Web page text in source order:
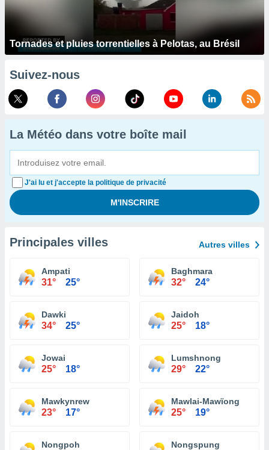
Tornades et pluies torrentielles à Pelotas, au Brésil
Suivez-nous
La Météo dans votre boîte mail
J'ai lu et j'accepte la politique de privacité
Principales villes Autres villes
Ampati
31° 25°
Baghmara
32° 24°
Dawki
34° 25°
Jaidoh
25° 18°
Jowai
25° 18°
Lumshnong
29° 22°
Mawkynrew
23° 17°
Mawlai-Mawïong
25° 19°
Nongpoh Nongspung